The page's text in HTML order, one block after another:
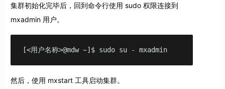
集群初始化完毕后，回到命令行使用 sudo 权限连接到
mxadmin 用户。
[<用户名称>@mdw ~]$ sudo su - mxadmin
然后，使用 mxstart 工具启动集群。